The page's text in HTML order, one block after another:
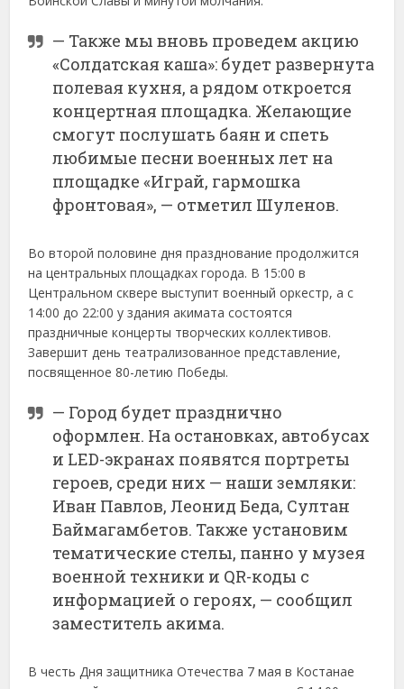
— Также мы вновь проведем акцию
«Солдатская каша»: будет развернута
полевая кухня, а рядом откроется
концертная площадка. Желающие
смогут послушать баян и спеть
любимые песни военных лет на
площадке «Играй, гармошка
фронтовая», — отметил Шуленов.
Во второй половине дня празднование продолжится
на центральных площадках города. В 15:00 в
Центральном сквере выступит военный оркестр, а с
14:00 до 22:00 у здания акимата состоятся
праздничные концерты творческих коллективов.
Завершит день театрализованное представление,
посвященное 80-летию Победы.
— Город будет празднично
оформлен. На остановках, автобусах
и LED-экранах появятся портреты
героев, среди них — наши земляки:
Иван Павлов, Леонид Беда, Султан
Баймагамбетов. Также установим
тематические стелы, панно у музея
военной техники и QR-коды с
информацией о героях, — сообщил
заместитель акима.
В честь Дня защитника Отечества 7 мая в Костанае